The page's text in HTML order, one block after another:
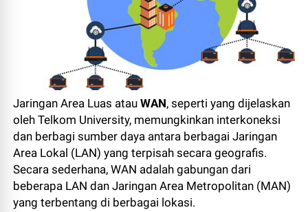
Jaringan Area Luas atauWAN, seperti yang dijelaskan
oleh Telkom University, memungkinkan interkoneksi
dan berbagi sumber daya antara berbagai Jaringan
Area Lokal (LAN) yang terpisah secara geografis.
Secara sederhana, WAN adalah gabungan dari
beberapa LAN dan Jaringan Area Metropolitan (MAN)
yang terbentang di berbagai lokasi.